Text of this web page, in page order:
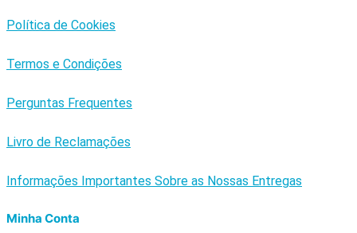
Política de Cookies
Termos e Condições
Perguntas Frequentes
Livro de Reclamações
Informações Importantes Sobre as Nossas Entregas
Minha Conta